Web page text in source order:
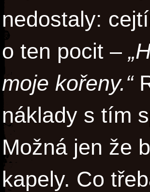
nedostaly:
o ten pocit –
moje kořeny.“
náklady s tím
Možná jen že
kapely. Co